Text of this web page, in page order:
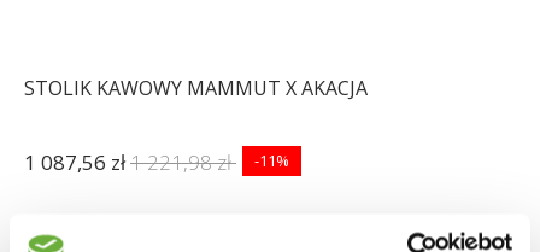
STOLIK KAWOWY MAMMUT X AKACJA
1 087,56 zł1 221,98 zł -11%